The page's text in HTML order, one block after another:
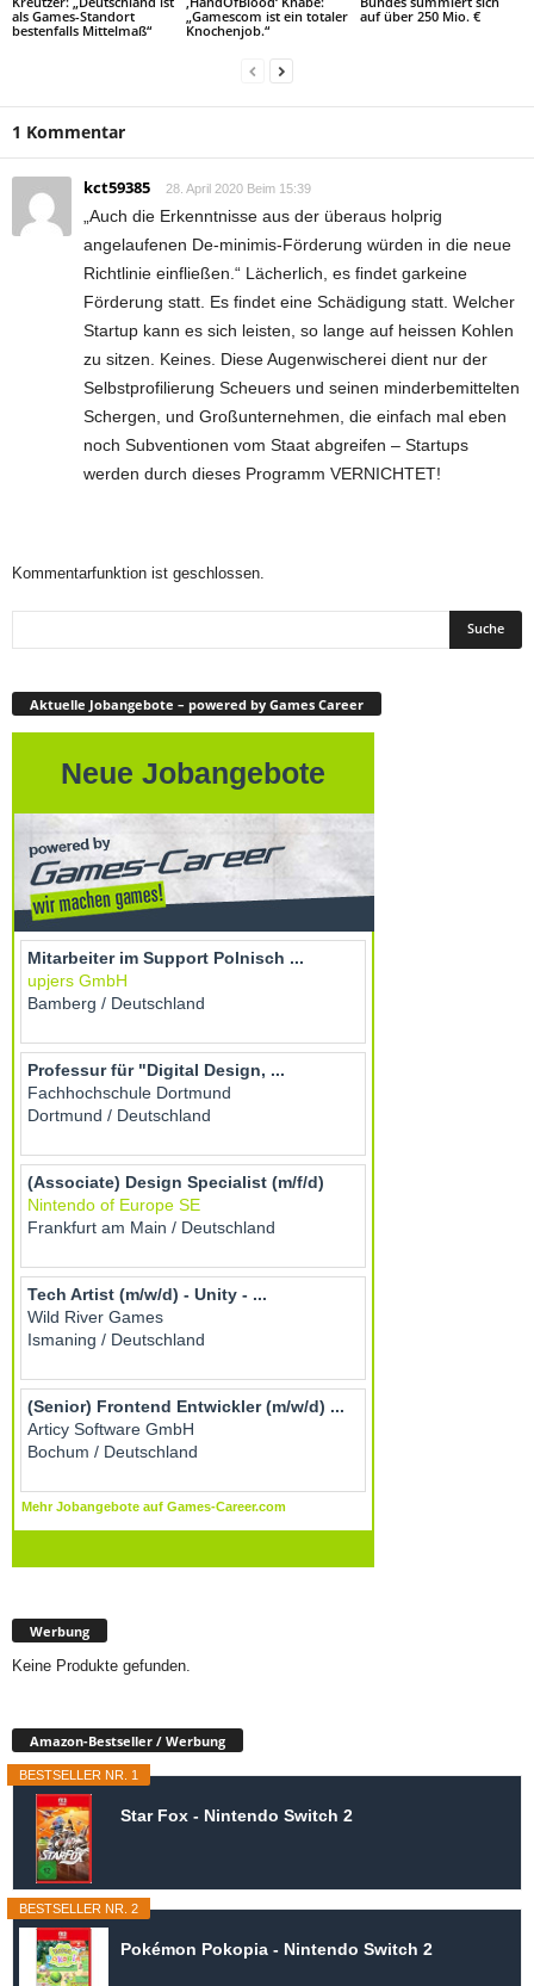
als Games-Standort
bestenfalls Mittelmaß“
„Gamescom ist ein totaler
Knochenjob.“
auf über 250 Mio. €
1 Kommentar
kct59385 28. April 2020 Beim 15:39
„Auch die Erkenntnisse aus der überaus holprig
angelaufenen De-minimis-Förderung würden in die neue
Richtlinie einfließen.“ Lächerlich, es findet garkeine
Förderung statt. Es findet eine Schädigung statt. Welcher
Startup kann es sich leisten, so lange auf heissen Kohlen
zu sitzen. Keines. Diese Augenwischerei dient nur der
Selbstprofilierung Scheuers und seinen minderbemittelten
Schergen, und Großunternehmen, die einfach mal eben
noch Subventionen vom Staat abgreifen – Startups
werden durch dieses Programm VERNICHTET!
Kommentarfunktion ist geschlossen.
Aktuelle Jobangebote – powered by Games Career
Werbung
Keine Produkte gefunden.
Amazon-Bestseller / Werbung
BESTSELLER NR. 1
Star Fox - Nintendo Switch 2
BESTSELLER NR. 2
Pokémon Pokopia - Nintendo Switch 2